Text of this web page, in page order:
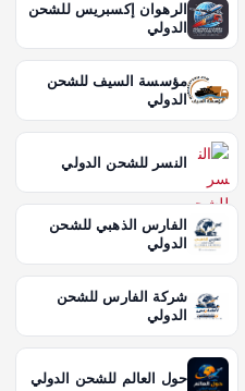
الرهوان إكسبريس للشحن
الدولي
مؤسسة السيف للشحن
الدولي
النسر للشحن الدولي
الفارس الذهبي للشحن
الدولي
شركة الفارس للشحن
الدولي
حول العالم للشحن الدولي